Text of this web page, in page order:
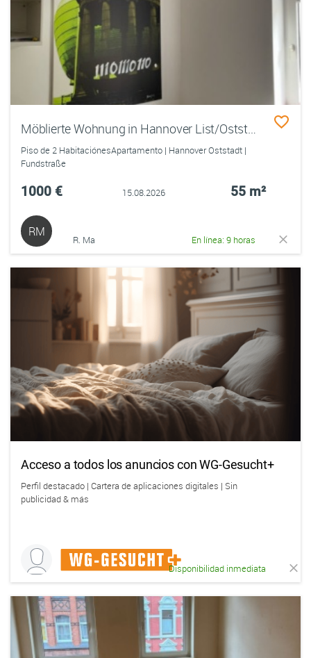
Möblierte Wohnung in Hannover List/Oststadt
Piso de 2 HabitaciónesApartamento | Hannover Oststadt |
Fundstraße
1000 € 15.08.2026 55 m²
RM
R. Ma En línea: 9 horas
Acceso a todos los anuncios con WG-Gesucht+
Perfil destacado | Cartera de aplicaciones digitales | Sin
publicidad & más
Disponibilidad inmediata